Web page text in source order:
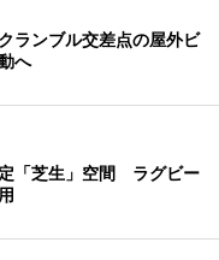
ランブル交差点の屋外ビ
へ
「芝生」空間 ラグビー